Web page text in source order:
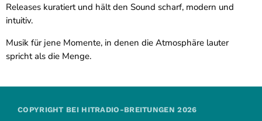
Releases kuratiert und hält den Sound scharf, modern und
intuitiv.
Musik für jene Momente, in denen die Atmosphäre lauter
spricht als die Menge.
COPYRIGHT BEI HITRADIO-BREITUNGEN 2026